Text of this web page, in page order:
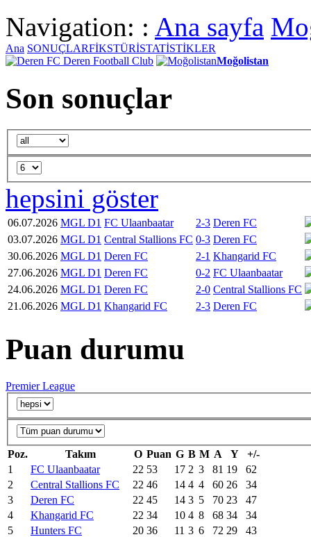
Navigation: : Ana sayfa
Ana SONUÇLARFİKSTÜRİSTATİSTİKLER
Deren Football Club
Moğolistan
Son sonuçlar
hepsini göster
06.07.2026 MGL D1 FC Ulaanbaatar 2-3 Deren FC
03.07.2026 MGL D1 Central Stallions FC 0-3 Deren FC
30.06.2026 MGL D1 Deren FC 2-1 Khangarid FC
27.06.2026 MGL D1 Deren FC 0-2 FC Ulaanbaatar
24.06.2026 MGL D1 Deren FC 2-0 Central Stallions FC
21.06.2026 MGL D1 Khangarid FC 2-3 Deren FC
Puan durumu
Premier League
Poz. Takım O Puan G B M A Y
+/-
1
FC Ulaanbaatar 22 53 17 2 3 81 19
62
2
Central Stallions FC 22 46 14 4 4 60 26
34
3
Deren FC 22 45 14 3 5 70 23
47
4
Khangarid FC 22 34 10 4 8 68 34
34
5
Hunters FC 20 36 11 3 6 72 29
43